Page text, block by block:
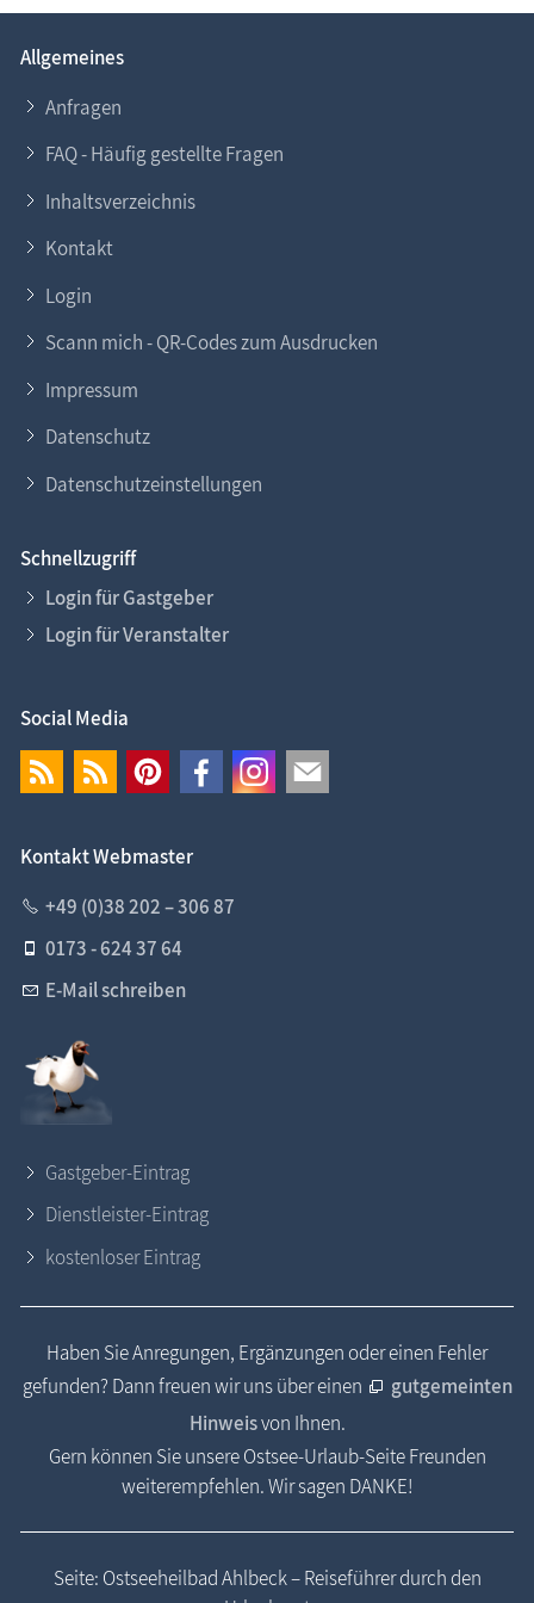
Allgemeines
Anfragen
FAQ - Häufig gestellte Fragen
Inhaltsverzeichnis
Kontakt
Login
Scann mich - QR-Codes zum Ausdrucken
Impressum
Datenschutz
Datenschutzeinstellungen
Schnellzugriff
Login für Gastgeber
Login für Veranstalter
Social Media
Kontakt Webmaster
+49 (0)38 202 – 306 87
0173 - 624 37 64
E-Mail schreiben
Gastgeber-Eintrag
Dienstleister-Eintrag
kostenloser Eintrag
Haben Sie Anregungen, Ergänzungen oder einen Fehler
gefunden? Dann freuen wir uns über einen
gutgemeinten
Hinweisvon Ihnen.
Gern können Sie unsere Ostsee-Urlaub-Seite Freunden
weiterempfehlen. Wir sagen DANKE!
Seite: Ostseeheilbad Ahlbeck – Reiseführer durch den